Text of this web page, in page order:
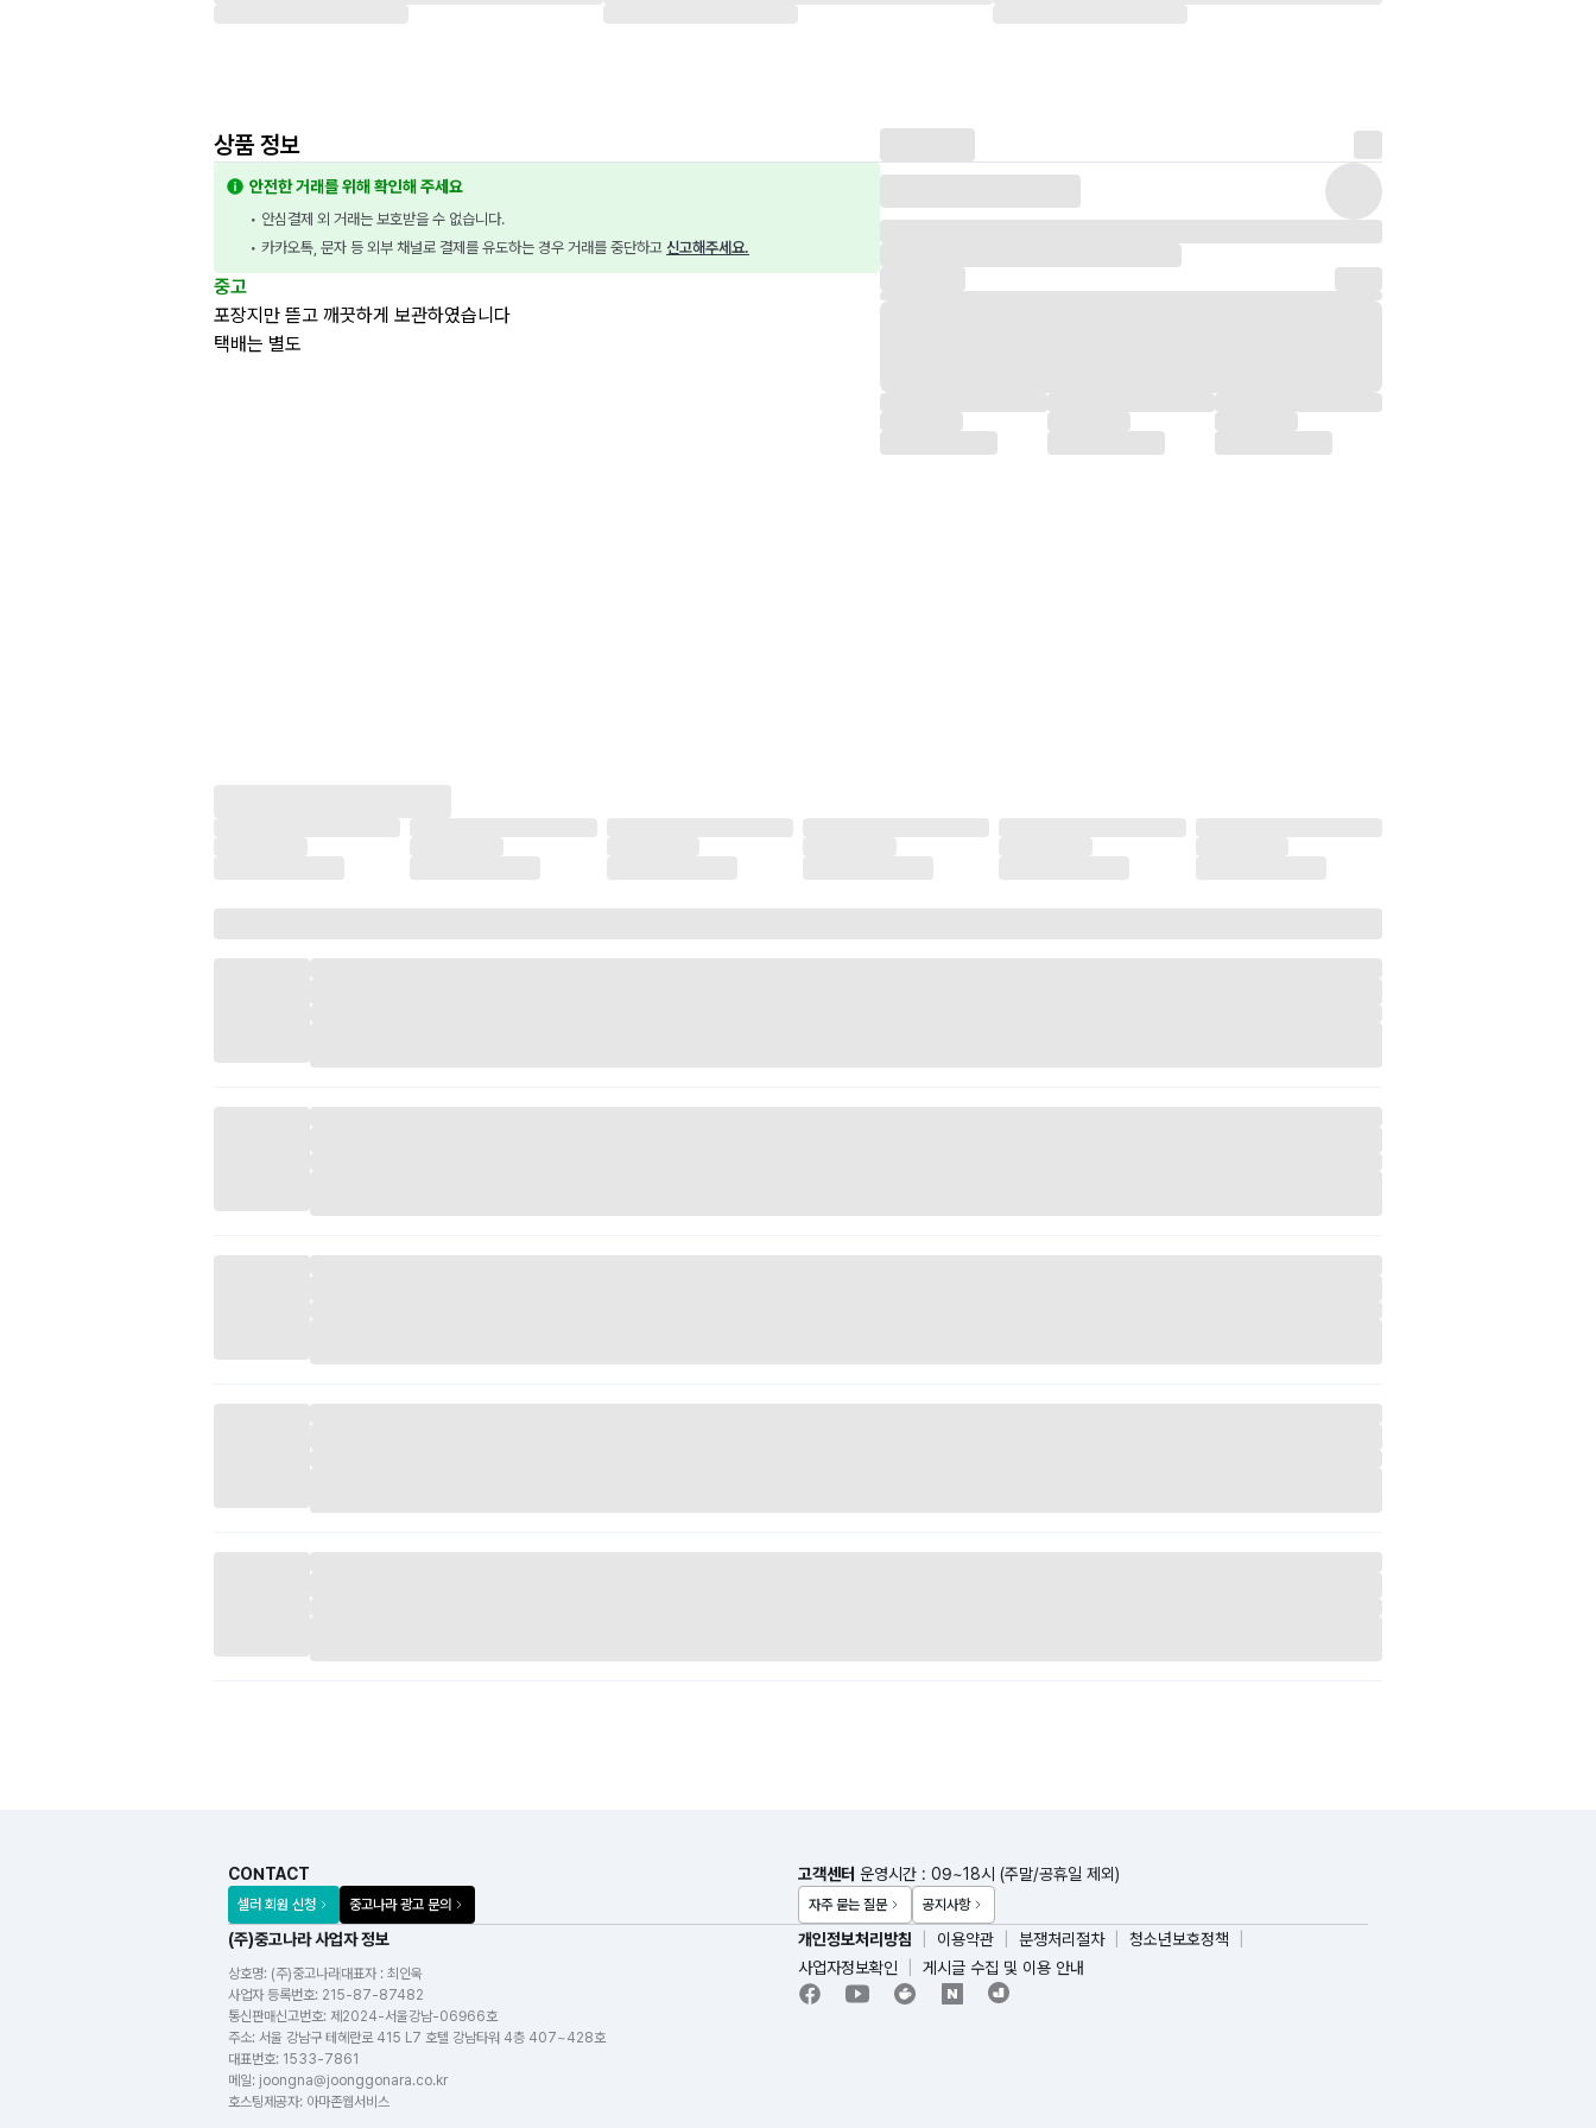
상품 정보
안전한 거래를 위해 확인해 주세요
• 안심결제 외 거래는 보호받을 수 없습니다.
• 카카오톡, 문자 등 외부 채널로 결제를 유도하는 경우 거래를 중단하고 신고해주세요.
중고
포장지만 뜯고 깨끗하게 보관하였습니다
택배는 별도
CONTACT
셀러 회원 신청 중고나라 광고 문의
(주)중고나라 사업자 정보
상호명: (주)중고나라대표자 : 최인욱
사업자 등록번호: 215-87-87482
통신판매신고번호: 제2024-서울강남-06966호
주소: 서울 강남구 테헤란로 415 L7 호텔 강남타워 4층 407~428호
대표번호: 1533-7861
메일: joongna@joonggonara.co.kr
호스팅제공자: 아마존웹서비스
고객센터 운영시간 : 09~18시 (주말/공휴일 제외)
자주 묻는 질문 공지사항
개인정보처리방침 이용약관 분쟁처리절차
청소년보호정책
사업자정보확인
게시글 수집 및 이용 안내